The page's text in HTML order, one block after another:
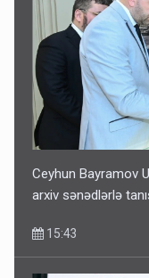
Ceyhun Bayramov
arxiv sənədlərlə
15:43